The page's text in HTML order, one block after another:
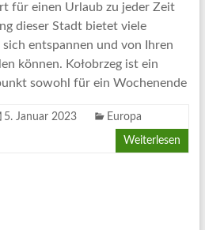
für einen Urlaub zu jeder Zeit
dieser Stadt bietet viele
entspannen und von Ihren
können. Kołobrzeg ist ein
sowohl für ein Wochenende
5. Januar 2023 Europa
Weiterlesen